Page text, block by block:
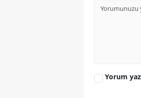
Yorum